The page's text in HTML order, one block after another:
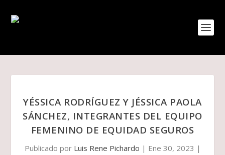
YÉSSICA RODRÍGUEZ Y JÉSSICA PAOLA
SÁNCHEZ, INTEGRANTES DEL EQUIPO
FEMENINO DE EQUIDAD SEGUROS
Publicado por Luis Rene Pichardo | Ene 30, 2023 |